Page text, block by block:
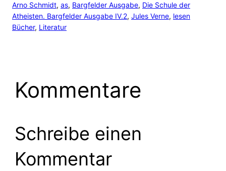
Arno Schmidt, as, Bargfelder Ausgabe, Die Schule der
Atheisten. Bargfelder Ausgabe IV.2, Jules Verne, lesen
Bücher, Literatur
Kommentare
Schreibe einen
Kommentar